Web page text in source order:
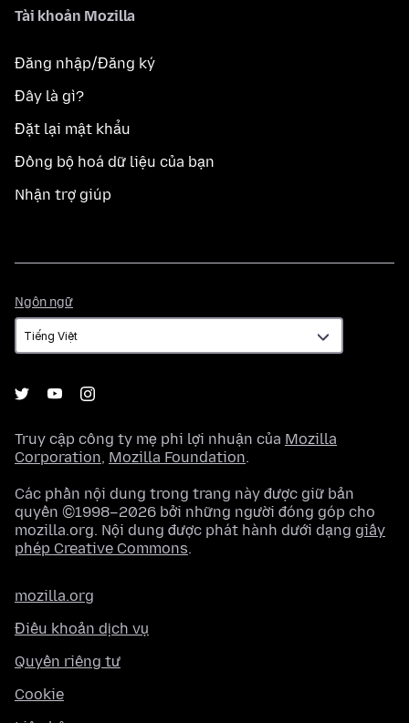
Tài khoản Mozilla
Đăng nhập/Đăng ký
Đây là gì?
Đặt lại mật khẩu
Đồng bộ hoá dữ liệu của bạn
Nhận trợ giúp
Ngôn ngữ
ngữ
Truy cập công ty mẹ phi lợi nhuận của Mozilla
Corporation, Mozilla Foundation.
Các phần nội dung trong trang này được giữ bản
quyền ©1998–2026 bởi những người đóng góp cho
mozilla.org. Nội dung được phát hành dưới dạng giấy
phép Creative Commons.
mozilla.org
Điều khoản dịch vụ
Quyền riêng tư
Cookie